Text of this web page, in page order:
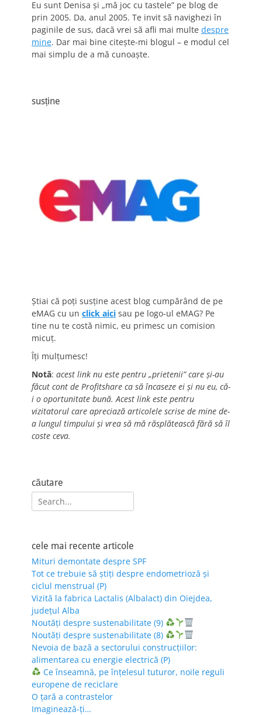
Eu sunt Denisa și „mă joc cu tastele” pe blog de
prin 2005. Da, anul 2005. Te invit să navighezi în
paginile de sus, dacă vrei să afli mai multe despre
mine. Dar mai bine citește-mi blogul – e modul cel
mai simplu de a mă cunoaște.
susține
Știai că poți susține acest blog cumpărând de pe
eMAG cu un click aici sau pe logo-ul eMAG? Pe
tine nu te costă nimic, eu primesc un comision
micuț.
Îți mulțumesc!
Notă: acest link nu este pentru „prietenii” care și-au
făcut cont de Profitshare ca să încaseze ei și nu eu, că-
i o oportunitate bună. Acest link este pentru
vizitatorul care apreciază articolele scrise de mine de-
a lungul timpului și vrea să mă răsplătească fără să îl
coste ceva.
căutare
Search
for:
cele mai recente articole
Mituri demontate despre SPF
Tot ce trebuie să știți despre endometrioză și
ciclul menstrual (P)
Vizită la fabrica Lactalis (Albalact) din Oiejdea,
județul Alba
Noutăți despre sustenabilitate (9)
Noutăți despre sustenabilitate (8)
Nevoia de bază a sectorului construcțiilor:
alimentarea cu energie electrică (P)
Ce înseamnă, pe înțelesul tuturor, noile reguli
europene de reciclare
O țară a contrastelor
Imaginează-ți…